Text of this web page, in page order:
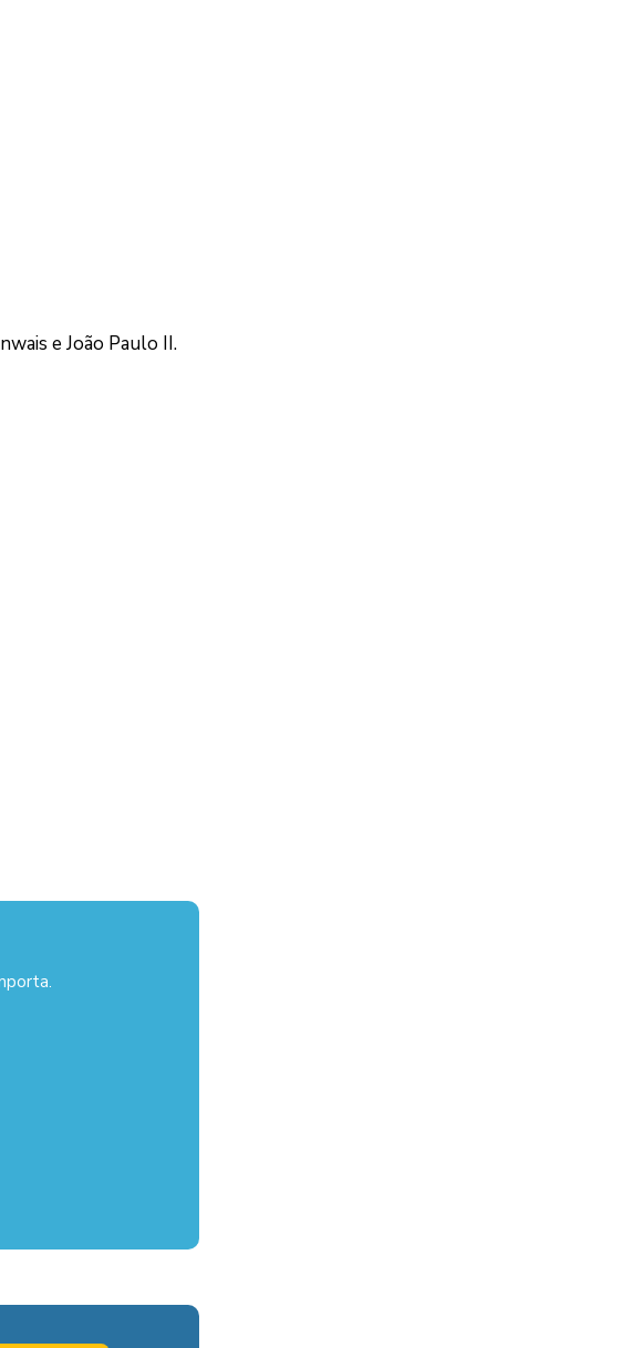
e João Paulo II.